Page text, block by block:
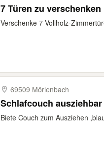
7 Türen zu verschenken
Verschenke 7 Vollholz-
69509 Mörlenbach
Schlafcouch ausziehbar
Biete Couch zum Ausziehen